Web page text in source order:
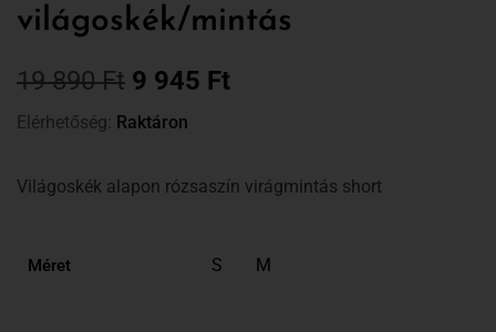
világoskék/mintás
19 890Ft 9 945 Ft
Elérhetőség: Raktáron
Világoskék alapon rózsaszín virágmintás short
Méret S M